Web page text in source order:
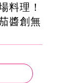
料理！
醬創無